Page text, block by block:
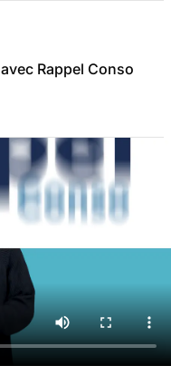
Rappel Conso